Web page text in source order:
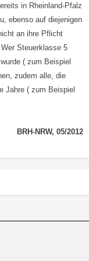
in Rheinland-Pfalz
ebenso auf diejenigen
an ihre Pflicht
Steuerklasse 5
( zum Beispiel
zudem alle, die
Jahre ( zum Beispiel
BRH-NRW, 05/2012